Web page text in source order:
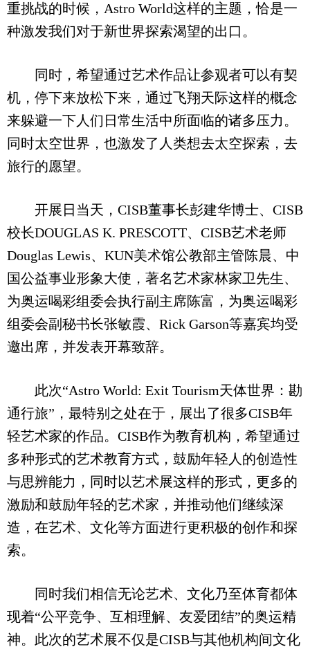
重挑战的时候，Astro World这样的主题，恰是一
种激发我们对于新世界探索渴望的出口。
同时，希望通过艺术作品让参观者可以有契
机，停下来放松下来，通过飞翔天际这样的概念
来躲避一下人们日常生活中所面临的诸多压力。
同时太空世界，也激发了人类想去太空探索，去
旅行的愿望。
开展日当天，CISB董事长彭建华博士、CISB
校长DOUGLAS K. PRESCOTT、CISB艺术老师
Douglas Lewis、KUN美术馆公教部主管陈晨、中
国公益事业形象大使，著名艺术家林家卫先生、
为奥运喝彩组委会执行副主席陈富，为奥运喝彩
组委会副秘书长张敏霞、Rick Garson等嘉宾均受
邀出席，并发表开幕致辞。
此次“Astro World: Exit Tourism天体世界：勘
通行旅”，最特别之处在于，展出了很多CISB年
轻艺术家的作品。CISB作为教育机构，希望通过
多种形式的艺术教育方式，鼓励年轻人的创造性
与思辨能力，同时以艺术展这样的形式，更多的
激励和鼓励年轻的艺术家，并推动他们继续深
造，在艺术、文化等方面进行更积极的创作和探
索。
同时我们相信无论艺术、文化乃至体育都体
现着“公平竞争、互相理解、友爱团结”的奥运精
神。此次的艺术展不仅是CISB与其他机构间文化